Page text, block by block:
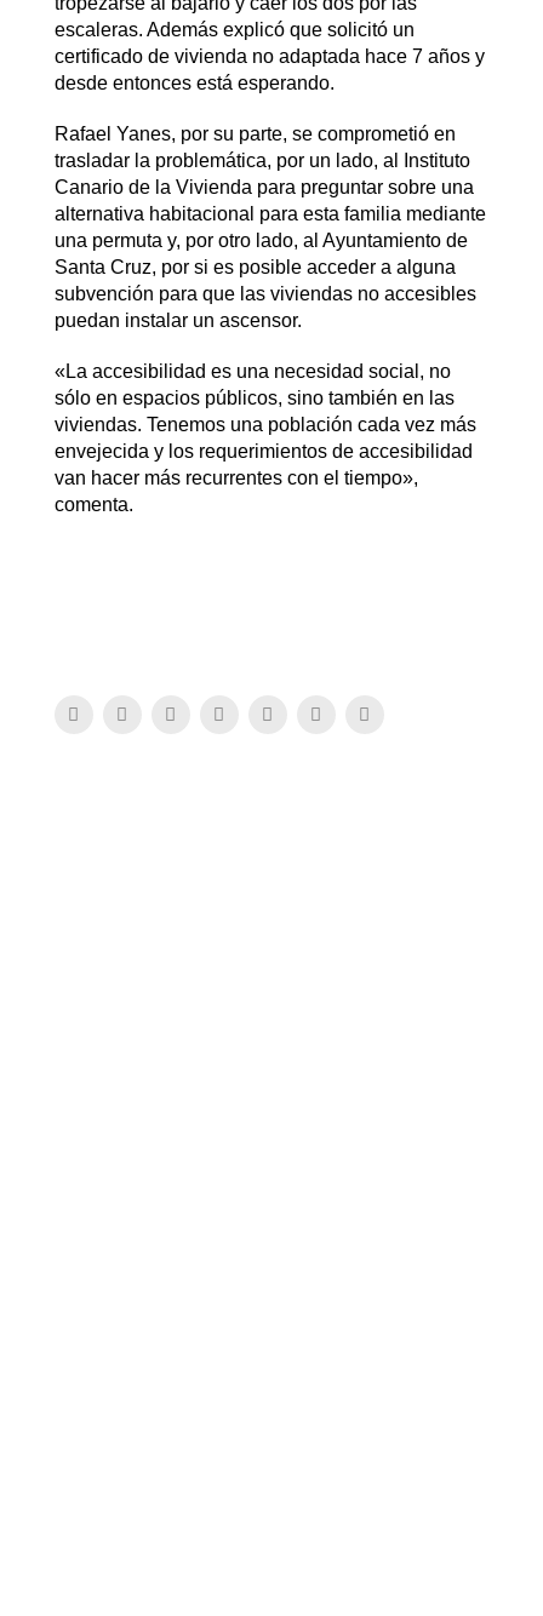
escaleras. Además explicó que solicitó un
certificado de vivienda no adaptada hace 7 años y
desde entonces está esperando.
Rafael Yanes, por su parte, se comprometió en
trasladar la problemática, por un lado, al Instituto
Canario de la Vivienda para preguntar sobre una
alternativa habitacional para esta familia mediante
una permuta y, por otro lado, al Ayuntamiento de
Santa Cruz, por si es posible acceder a alguna
subvención para que las viviendas no accesibles
puedan instalar un ascensor.
«La accesibilidad es una necesidad social, no
sólo en espacios públicos, sino también en las
viviendas. Tenemos una población cada vez más
envejecida y los requerimientos de accesibilidad
van hacer más recurrentes con el tiempo»,
comenta.